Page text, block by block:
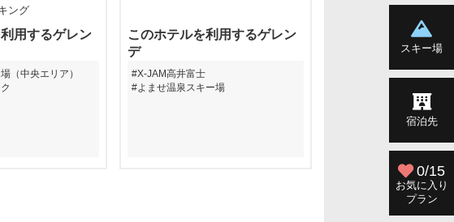
ング
用するゲレン
（中央エリア）
このホテルを利用するゲレン
デ
X-JAM高井富士
よませ温泉スキー場
このホテルを利用
スキー場
宿泊先
0/15
お気に入り
プラン